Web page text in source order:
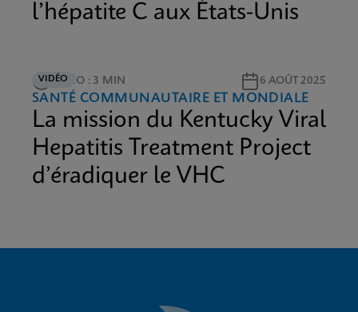
l’hépatite C aux États-Unis
VIDÉOVIDÉO : 3 MIN 6 AOÛT 2025
SANTÉ COMMUNAUTAIRE ET MONDIALE
La mission du Kentucky Viral
Hepatitis Treatment Project
d’éradiquer le VHC